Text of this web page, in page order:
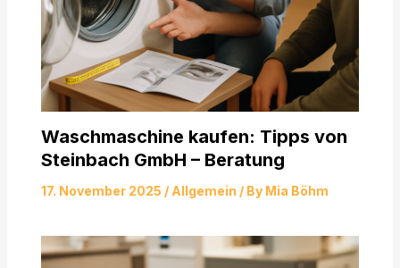
Waschmaschine kaufen: Tipps von
Steinbach GmbH – Beratung
17. November 2025 / Allgemein / By Mia Böhm